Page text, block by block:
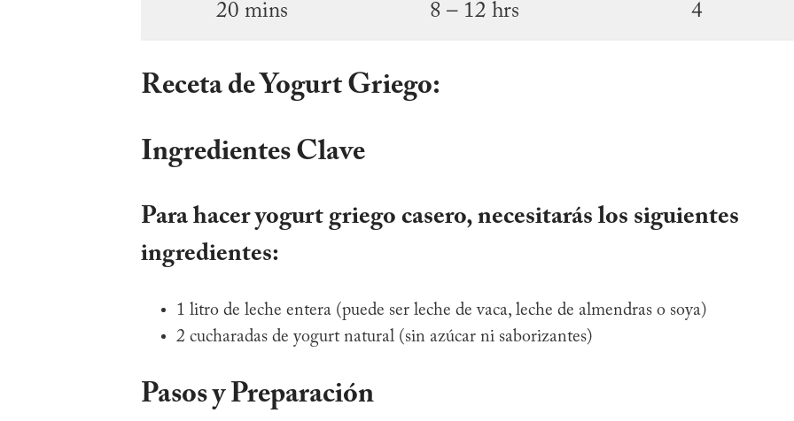
20 mins
8 – 12 hrs
4
Receta de Yogurt Griego:
Ingredientes Clave
Para hacer yogurt griego casero, necesitarás los siguientes
ingredientes:
1 litro de leche entera (puede ser leche de vaca, leche de almendras o soya)
2 cucharadas de yogurt natural (sin azúcar ni saborizantes)
Pasosy Preparación